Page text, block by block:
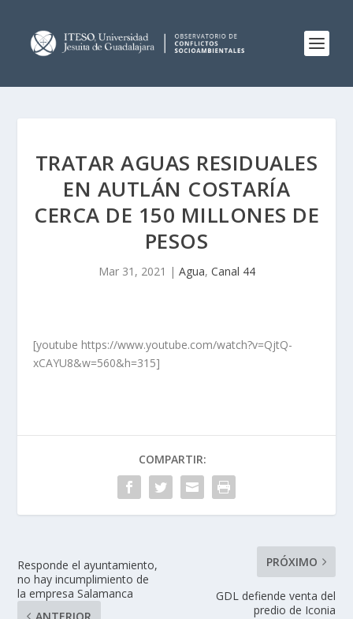
TRATAR AGUAS RESIDUALES
EN AUTLÁN COSTARÍA
CERCA DE 150 MILLONES DE
PESOS
Mar 31, 2021 | Agua, Canal 44
[youtube https://www.youtube.com/watch?v=QjtQ-
xCAYU8&w=560&h=315]
COMPARTIR:
Responde el ayuntamiento,
no hay incumplimiento de
la empresa Salamanca
PRÓXIMO
GDL defiende venta del
predio de Iconia